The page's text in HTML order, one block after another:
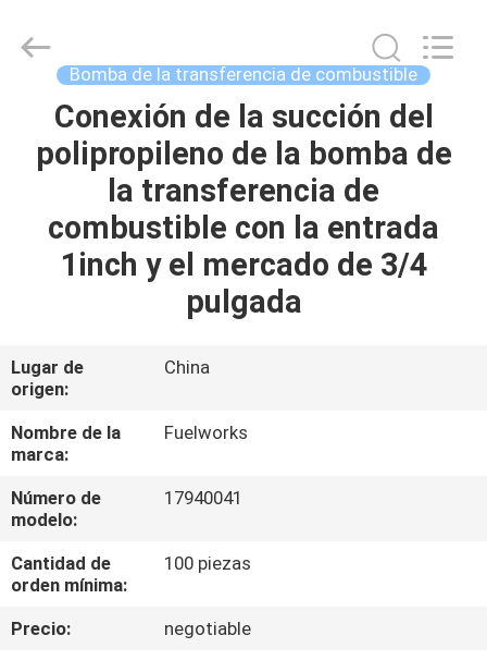
HOGAR
PRODUCTOS
VÍDEOS
NOSOTROS
TOUR
POR
LA
CONTROL
Bomba de la transferencia de combustible
Conexión de la succión del
polipropileno de la bomba de
la transferencia de
combustible con la entrada
1inch y el mercado de 3/4
pulgada
Lugar de
origen:
China
Nombre de la
marca:
Fuelworks
Número de
modelo:
17940041
Cantidad de
orden mínima:
100 piezas
Precio:
negotiable